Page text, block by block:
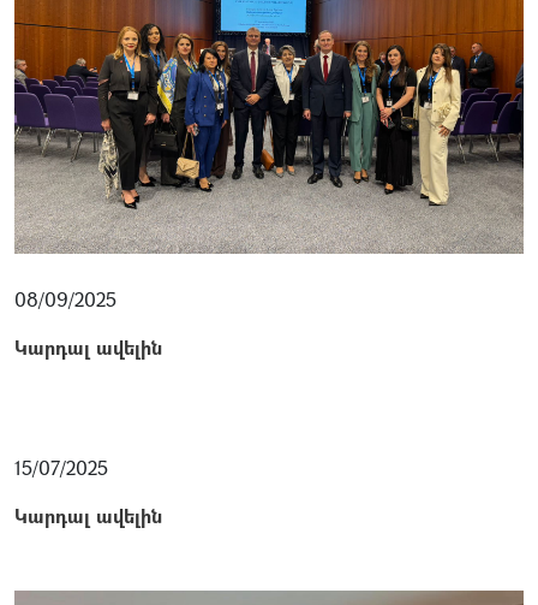
08/09/2025
Կարդալ ավելին
15/07/2025
Կարդալ ավելին